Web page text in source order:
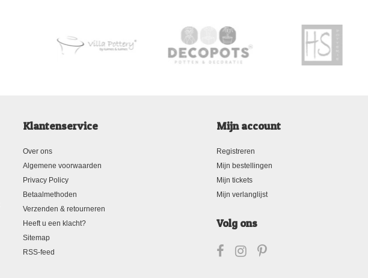
Klantenservice
Over ons
Algemene voorwaarden
Privacy Policy
Betaalmethoden
Verzenden & retourneren
Heeft u een klacht?
Sitemap
RSS-feed
Mijn account
Registreren
Mijn bestellingen
Mijn tickets
Mijn verlanglijst
Volg ons